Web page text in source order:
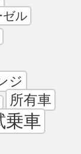
ゼル
ジ
所有車
乗車